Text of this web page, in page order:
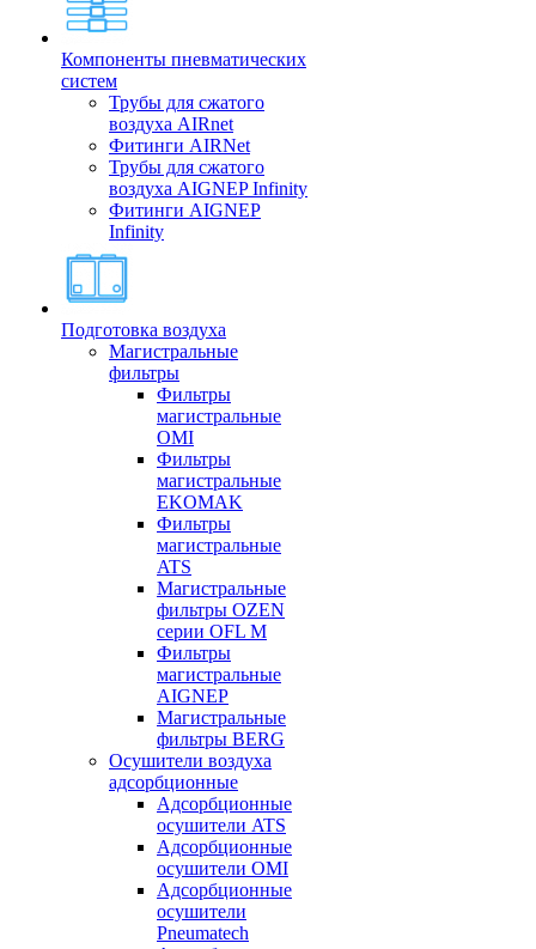
Компоненты пневматических
систем
Трубы для сжатого
воздуха AIRnet
Фитинги AIRNet
Трубы для сжатого
воздуха AIGNEP Infinity
Фитинги AIGNEP
Infinity
Подготовка воздуха
Магистральные
фильтры
Фильтры
магистральные
OMI
Фильтры
магистральные
EKOMAK
Фильтры
магистральные
ATS
Магистральные
фильтры OZEN
серии OFL M
Фильтры
магистральные
AIGNEP
Магистральные
фильтры BERG
Осушители воздуха
адсорбционные
Адсорбционные
осушители ATS
Адсорбционные
осушители OMI
Адсорбционные
осушители
Pneumatech